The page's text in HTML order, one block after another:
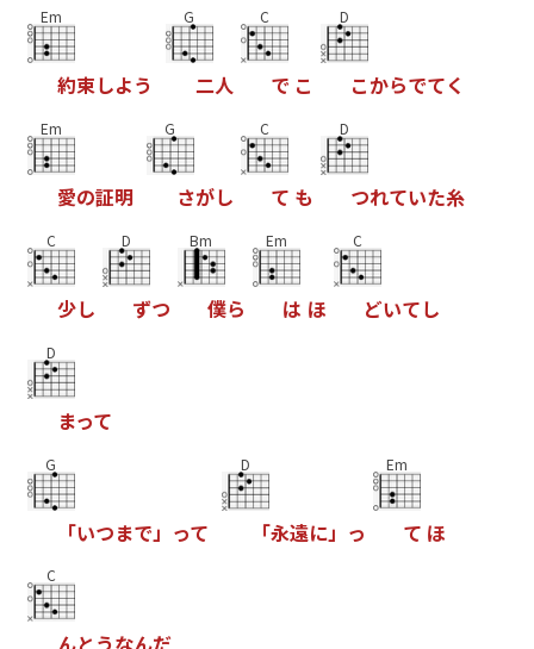
Em
約束しよう
G
二人
C
で こ
D
こからでてく
Em
愛の証明
G
さがし
C
て も
D
つれていた糸
C
少し
D
ずつ
Bm
僕ら
Em
は ほ
C
どいてし
D
まって
G
「いつまで」 って
D
「永遠に」 っ
Em
て ほ
C